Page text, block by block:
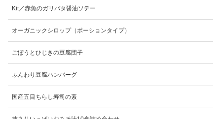
Kit／赤魚のガリバタ醤油ソテー
オーガニックシロップ（ポーションタイプ）
ごぼうとひじきの豆腐団子
ふんわり豆腐ハンバーグ
国産五目ちらし寿司の素